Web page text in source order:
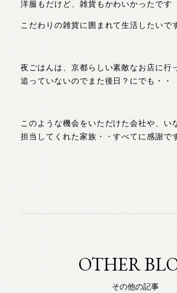
洋服もだけど、雑貨もかわいかったです
こだわりの雑貨に囲まれて生活したいで
夜ごはんは、京都らしい素敵なお店に行
追っていないのでまた後日？にでも・・
このような機会をいただけた会社や、い
担当してくれた家族・・すべてに感謝で
OTHER
その他の記事